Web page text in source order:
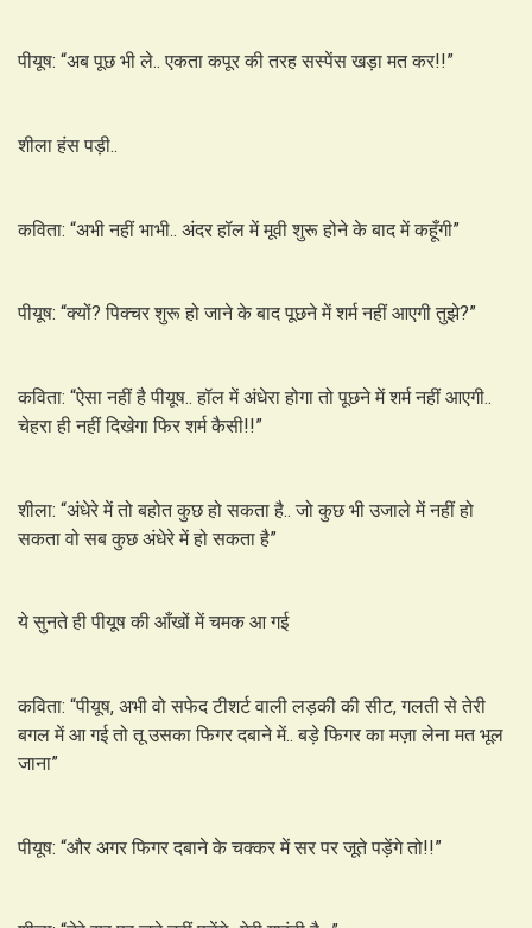
पीयूष: “अब पूछ भी ले.. एकता कपूर की तरह सस्पेंस खड़ा मत कर!!”
शीला हंस पड़ी..
कविता: “अभी नहीं भाभी.. अंदर हॉल में मूवी शुरू होने के बाद में कहूँगी”
पीयूष: “क्यों? पिक्चर शुरू हो जाने के बाद पूछने में शर्म नहीं आएगी तुझे?”
कविता: “ऐसा नहीं है पीयूष.. हॉल में अंधेरा होगा तो पूछने में शर्म नहीं आएगी..
चेहरा ही नहीं दिखेगा फिर शर्म कैसी!!”
शीला: “अंधेरे में तो बहोत कुछ हो सकता है.. जो कुछ भी उजाले में नहीं हो
सकता वो सब कुछ अंधेरे में हो सकता है”
ये सुनते ही पीयूष की आँखों में चमक आ गई
कविता: “पीयूष, अभी वो सफेद टीशर्ट वाली लड़की की सीट, गलती से तेरी
बगल में आ गई तो तू उसका फिगर दबाने में.. बड़े फिगर का मज़ा लेना मत भूल
जाना”
पीयूष: “और अगर फिगर दबाने के चक्कर में सर पर जूते पड़ेंगे तो!!”